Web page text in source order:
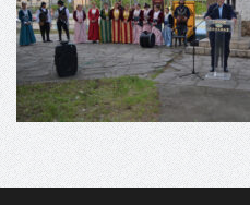
16:27 -Όλυμπος: Εντάχθηκε
Κληρονομιάς της UNESCO
Όλυμπος αναγνωρίστηκε ως
αγαθό εξέχουσας
ανθρωπότητα
16:18 -
ΕΝΟΡΙΑΚΕΣ
ΣΤΗΝ ΕΔΕΣΣΑ